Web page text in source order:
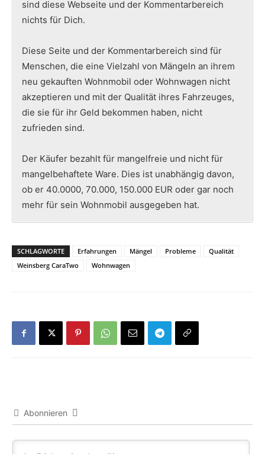
sind diese Webseite und der Kommentarbereich
nichts für Dich.
Diese Seite und der Kommentarbereich sind für
Menschen, die eine Vielzahl von Mängeln an ihrem
neu gekauften Wohnmobil oder Wohnwagen nicht
akzeptieren und mit der Qualität ihres Fahrzeuges,
die sie für ihr Geld bekommen haben, nicht
zufrieden sind.
Der Käufer bezahlt für mangelfreie und nicht für
mangelbehaftete Ware. Dies ist unabhängig davon,
ob er 40.0000, 70.000, 150.000 EUR oder gar noch
mehr für sein Wohnmobil ausgegeben hat.
SCHLAGWORTE Erfahrungen Mängel Probleme
Qualität
Weinsberg CaraTwo
Wohnwagen
Abonnieren